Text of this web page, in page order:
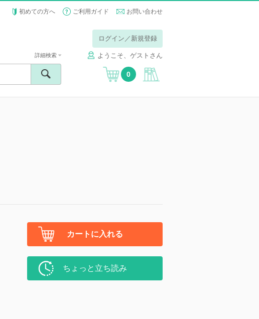
初めての方へ ご利用ガイド お問い合わせ
ログイン／新規登録
ようこそ、ゲストさん
詳細検索
0
カートに入れる
ちょっと立ち読み